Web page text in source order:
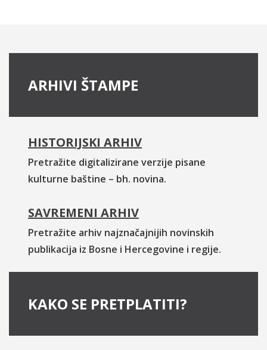
ARHIVI ŠTAMPE
HISTORIJSKI ARHIV
Pretražite digitalizirane verzije pisane
kulturne baštine – bh. novina.
SAVREMENI ARHIV
Pretražite arhiv najznačajnijih novinskih
publikacija iz Bosne i Hercegovine i regije.
KAKO SE PRETPLATITI?